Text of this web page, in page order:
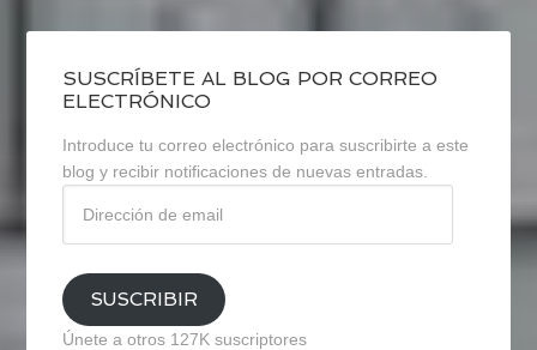
SUSCRÍBETE AL BLOG POR CORREO
ELECTRÓNICO
Introduce tu correo electrónico para suscribirte a este
blog y recibir notificaciones de nuevas entradas.
email
SUSCRIBIR
Únete a otros 127K suscriptores